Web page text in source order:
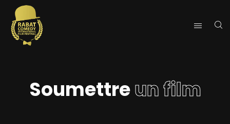
Soumettreun film